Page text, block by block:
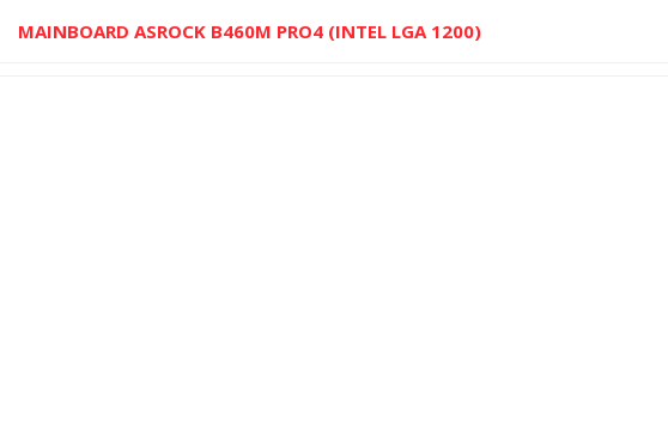
MAINBOARD ASROCK B460M PRO4 (INTEL LGA 1200)